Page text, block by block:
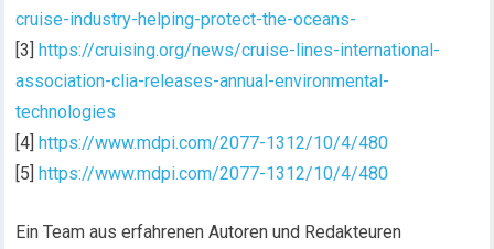
cruise-industry-helping-protect-the-oceans-
[3]https://cruising.org/news/cruise-lines-international-
association-clia-releases-annual-environmental-
technologies
[4]https://www.mdpi.com/2077-1312/10/4/480
[5]https://www.mdpi.com/2077-1312/10/4/480
Ein Team aus erfahrenen Autoren und Redakteuren